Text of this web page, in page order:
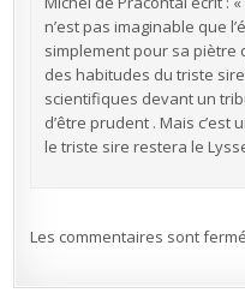
n’est pas imaginable que
simplement pour sa piètre
des habitudes du triste
scientifiques devant un
d’être prudent . Mais
le triste sire restera le
Les commentaires sont